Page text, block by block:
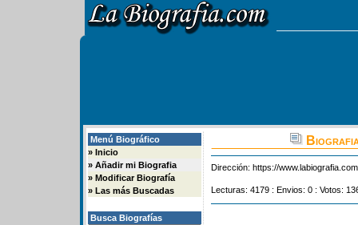
Menú Biográfico
» Inicio
» Añadir mi Biografia
» Modificar Biografía
» Las más Buscadas
Busca Biografías
Dirección: https://
Lecturas: 4179 : Envios: 0 : Votos: